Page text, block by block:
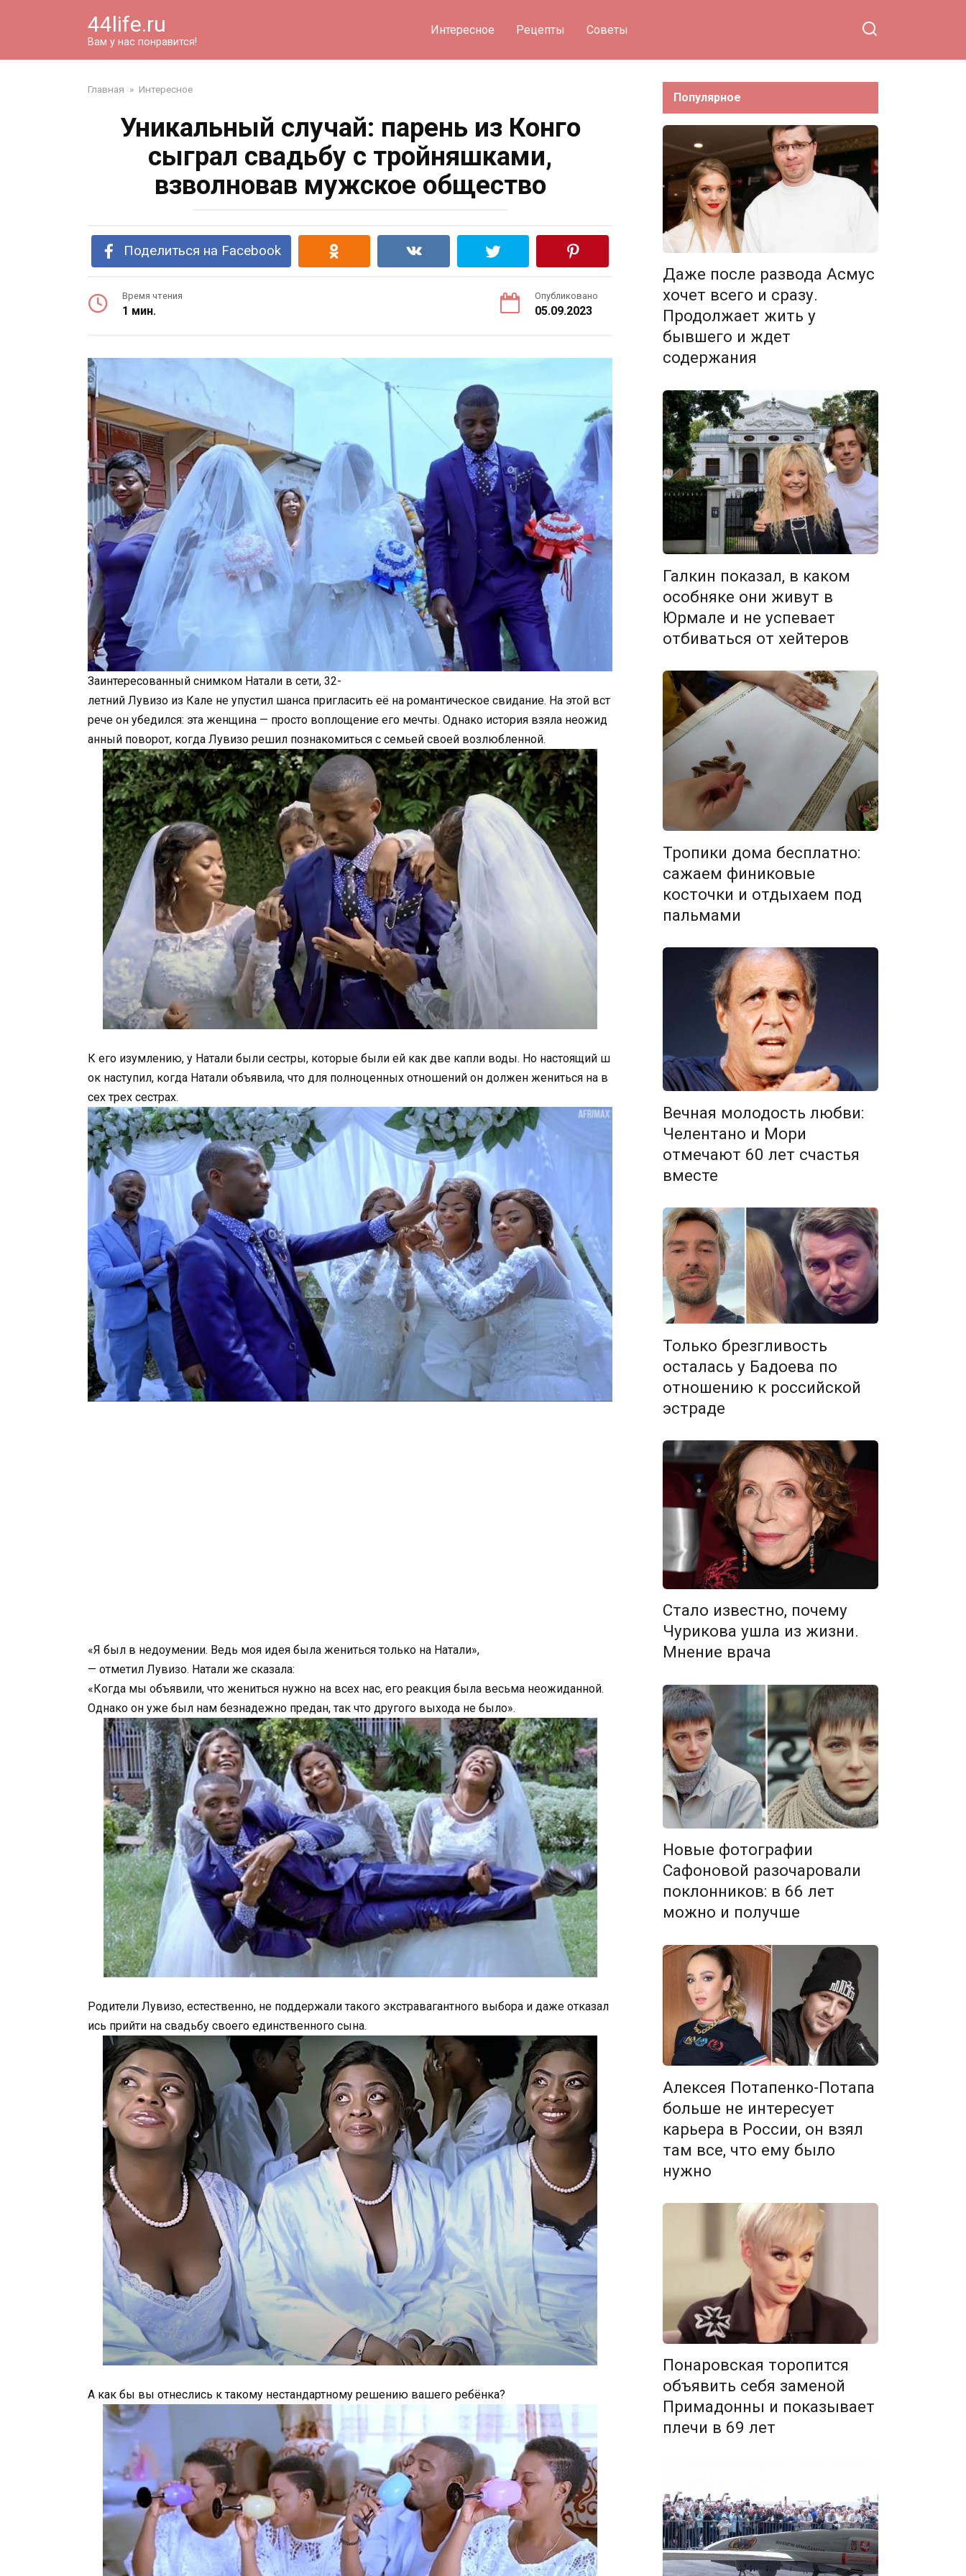
44life.ru
Вам у нас понравится!
Интересное Рецепты Советы
Главная » Интересное
Уникальный случай: парень из Конго
сыграл свадьбу с тройняшками,
взволновав мужское общество
Поделиться на Facebook
Время чтения
1 мин.
Опубликовано
05.09.2023
Заинтересованный снимком Натали в сети, 32-
летний Лувизо из Кале не упустил шанса пригласить её на романтическое свидание. На этой вст
рече он убедился: эта женщина — просто воплощение его мечты. Однако история взяла неожид
анный поворот, когда Лувизо решил познакомиться с семьей своей возлюбленной.
К его изумлению, у Натали были сестры, которые были ей как две капли воды. Но настоящий ш
ок наступил, когда Натали объявила, что для полноценных отношений он должен жениться на в
сех трех сестрах.
«Я был в недоумении. Ведь моя идея была жениться только на Натали»,
— отметил Лувизо. Натали же сказала:
«Когда мы объявили, что жениться нужно на всех нас, его реакция была весьма неожиданной.
Однако он уже был нам безнадежно предан, так что другого выхода не было».
Родители Лувизо, естественно, не поддержали такого экстравагантного выбора и даже отказал
ись прийти на свадьбу своего единственного сына.
А как бы вы отнеслись к такому нестандартному решению вашего ребёнка?
Популярное
Даже после развода Асмус
хочет всего и сразу.
Продолжает жить у
бывшего и ждет
содержания
Галкин показал, в каком
особняке они живут в
Юрмале и не успевает
отбиваться от хейтеров
Тропики дома бесплатно:
сажаем финиковые
косточки и отдыхаем под
пальмами
Вечная молодость любви:
Челентано и Мори
отмечают 60 лет счастья
вместе
Только брезгливость
осталась у Бадоева по
отношению к российской
эстраде
Стало известно, почему
Чурикова ушла из жизни.
Мнение врача
Новые фотографии
Сафоновой разочаровали
поклонников: в 66 лет
можно и получше
Алексея Потапенко-Потапа
больше не интересует
карьера в России, он взял
там все, что ему было
нужно
Понаровская торопится
объявить себя заменой
Примадонны и показывает
плечи в 69 лет